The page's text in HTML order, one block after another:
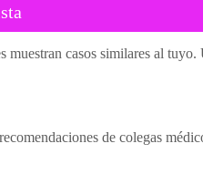
casos similares al
de colegas